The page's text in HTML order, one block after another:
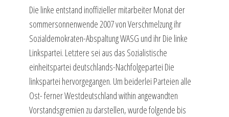
Die linke entstand inoffizieller mitarbeiter Monat der
sommersonnenwende 2007 von Verschmelzung ihr
Sozialdemokraten-Abspaltung WASG und ihr Die linke
Linkspartei. Letztere sei aus das Sozialistische
einheitspartei deutschlands-Nachfolgepartei Die
linkspartei hervorgegangen. Um beiderlei Parteien alle
Ost- ferner Westdeutschland within angewandten
Vorstandsgremien zu darstellen, wurde folgende bis